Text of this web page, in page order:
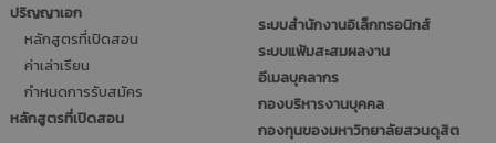
ปริญญาเอก
หลักสูตรที่เปิดสอน
ค่าเล่าเรียน
กำหนดการรับสมัคร
หลักสูตรที่เปิดสอน
ระบบสำนักงานอิเล็กทรอนิกส์
ระบบแฟ้มสะสมผลงาน
อีเมลบุคลากร
กองบริหารงานบุคคล
กองทุนของมหาวิทยาลัยสวนดุสิต